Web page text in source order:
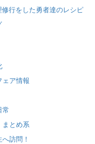
なジェラートを食べる？
人の天才芸術家 その傑作を見
魚介の「ごった煮」 リヴォル
ュッコ）
行をした勇者達のレシピ
ェア情報
常
まとめ系
訪問！